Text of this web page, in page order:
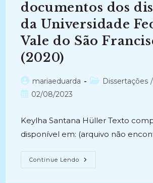
Gestão
Eletrônica
Documentos
Arquivo
Jurídico
De
De
Caso
(2010)
documentos dos
da Universidade
Vale do São
(2020)
Autor
do
mariaeduarda
Categoria
Dissertações /
Post02/08/2023
Keylha Santana Hüller Texto
disponível em: (arquivo não
Continue Lendo DO
INGRESSO